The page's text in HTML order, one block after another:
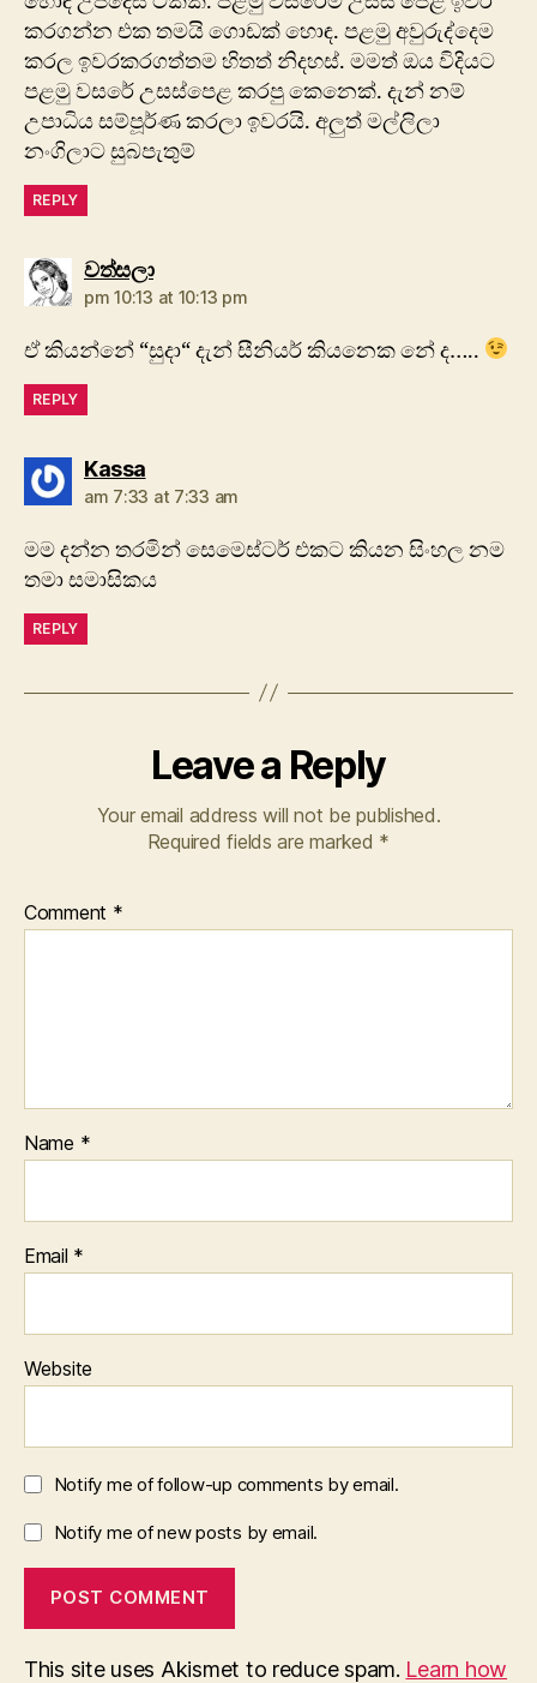
කරගන්න එක තමයි ගොඩක් හොඳ. පළමු අවුරුද්දෙම
කරල ඉවරකරගත්තම හිතත් නිදහස්. මමත් ඔය විදියට
පළමු වසරේ උසස්පෙළ කරපු කෙනෙක්. දැන් නම්
උපාධිය සම්පූර්ණ කරලා ඉවරයි. අලුත් මල්ලිලා
නංගිලාට සුබපැතුම්
REPLY
වත්සලාsays:
pm 10:13 at 10:13 pm
ඒ කියන්නේ “සුදා“ දැන් සීනියර් කියනෙක නේ ද…..
REPLY
Kassasays:
am 7:33 at 7:33 am
මම දන්න තරමින් සෙමෙස්ටර් එකට කියන සිංහල නම
තමා සමාසිකය
REPLY
Leave a Reply
Your email address will not be published.
Required fields are marked *
Comment *
Name *
Email *
Website
Notify me of follow-up comments by email.
Notify me of new posts by email.
This site uses Akismet to reduce spam. Learn how